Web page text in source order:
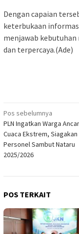
Dengan capaian
keterbukaan
menjawab
dan terpercaya.(Ade)
Navigasi
pos
Pos sebelumnya
PLN Ingatkan Warga
Cuaca Ekstrem, Siagakan
Personel Sambut Nataru
2025/2026
POS TERKAIT